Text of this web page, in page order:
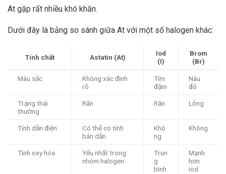
At gặp rất nhiều khó khăn.
Dưới đây là bảng so sánh giữa At với một số halogen khác:
Tính chất Astatin (At)
Iod
(I)
Brom
(Br)
Màu sắc
Không xác định
rõ
Tím
đậm
Nâu
đỏ
Trạng thái
thường
Rắn Rắn Lỏng
Tính dẫn điện
Có thể có tính
bán dẫn
Khô
ng
Không
Tính oxy hóa
Yếu nhất trong
nhóm halogen
Trun
g
bình
Mạnh
hơn
iod